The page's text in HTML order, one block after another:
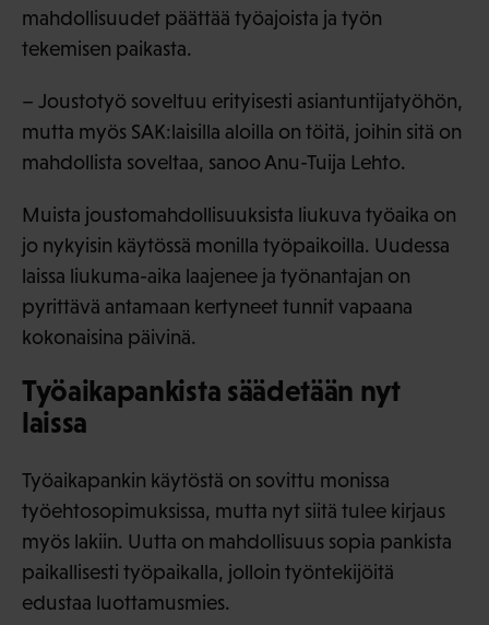
mahdollisuudet päättää työajoista ja työn
tekemisen paikasta.
– Joustotyö soveltuu erityisesti asiantuntijatyöhön,
mutta myös SAK:laisilla aloilla on töitä, joihin sitä on
mahdollista soveltaa, sanoo Anu-Tuija Lehto.
Muista joustomahdollisuuksista liukuva työaika on
jo nykyisin käytössä monilla työpaikoilla. Uudessa
laissa liukuma-aika laajenee ja työnantajan on
pyrittävä antamaan kertyneet tunnit vapaana
kokonaisina päivinä.
Työaikapankista säädetään nyt
laissa
Työaikapankin käytöstä on sovittu monissa
työehtosopimuksissa, mutta nyt siitä tulee kirjaus
myös lakiin. Uutta on mahdollisuus sopia pankista
paikallisesti työpaikalla, jolloin työntekijöitä
edustaa luottamusmies.